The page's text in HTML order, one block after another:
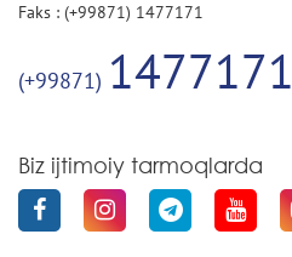
Faks : (+99871) 1477171
(+99871) 1477171
Biz ijtimoiy tarmoqlarda